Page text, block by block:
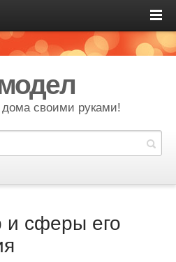
дома своими руками!
и сферы его